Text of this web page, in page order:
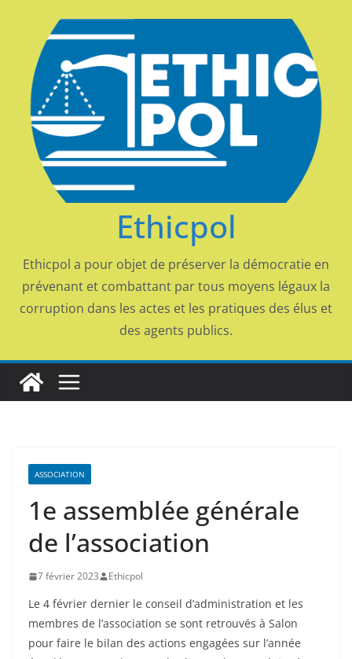
contenu
Ethicpol
Ethicpol a pour objet de préserver la démocratie en
prévenant et combattant par tous moyens légaux la
corruption dans les actes et les pratiques des élus et
des agents publics.
ASSOCIATION
1e assemblée générale
de l’association
7 février 2023 Ethicpol
Le 4 février dernier le conseil d’administration et les
membres de l’association se sont retrouvés à Salon
pour faire le bilan des actions engagées sur l’année